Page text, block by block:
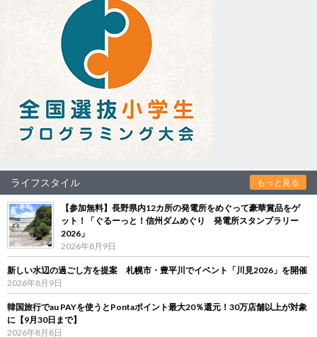
ライフスタイル もっと見る
【参加無料】長野県内12カ所の発電所をめぐって豪華賞品をゲ
ット！「ぐるーっと！信州ダムめぐり 発電所スタンプラリー
2026」
2026年8月9日
新しい水辺の過ごし方を提案 札幌市・豊平川でイベント「川見2026」を開催
2026年8月9日
韓国旅行でau PAYを使うとPontaポイント最大20％還元！30万店舗以上が対象
に【9月30日まで】
2026年8月8日